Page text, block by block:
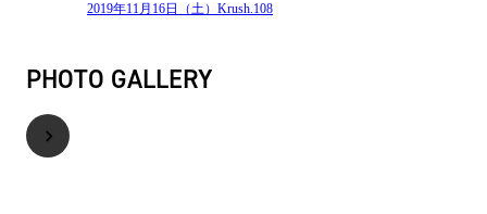
2019年11月16日（土）Krush.108
PHOTO GALLERY